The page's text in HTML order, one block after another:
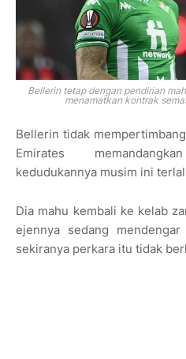
Bellerin tetap dengan pendirian
menamatkan kontrak
Bellerin tidak
Emirates
kedudukannya musim ini
Dia mahu kembali ke kelab
ejennya sedang
sekiranya perkara itu tidak